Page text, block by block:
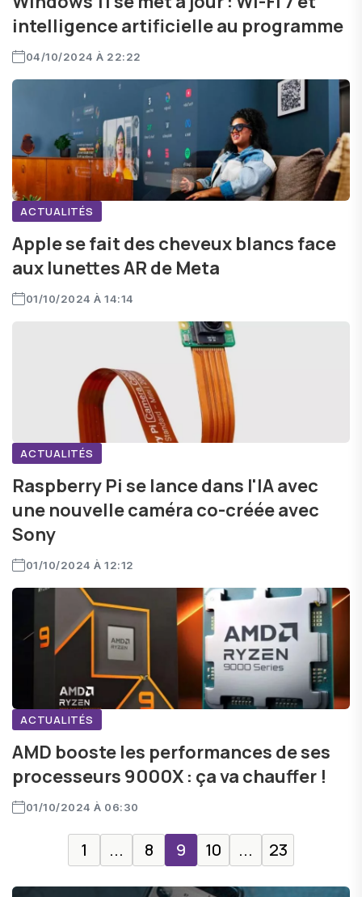
intelligence artificielle au programme
04/10/2024 À 22:22
ACTUALITÉS
Apple se fait des cheveux blancs face
aux lunettes AR de Meta
01/10/2024 À 14:14
ACTUALITÉS
Raspberry Pi se lance dans l'IA avec
une nouvelle caméra co-créée avec
Sony
01/10/2024 À 12:12
ACTUALITÉS
AMD booste les performances de ses
processeurs 9000X : ça va chauffer !
01/10/2024 À 06:30
1 ... 8 9 10 ... 23